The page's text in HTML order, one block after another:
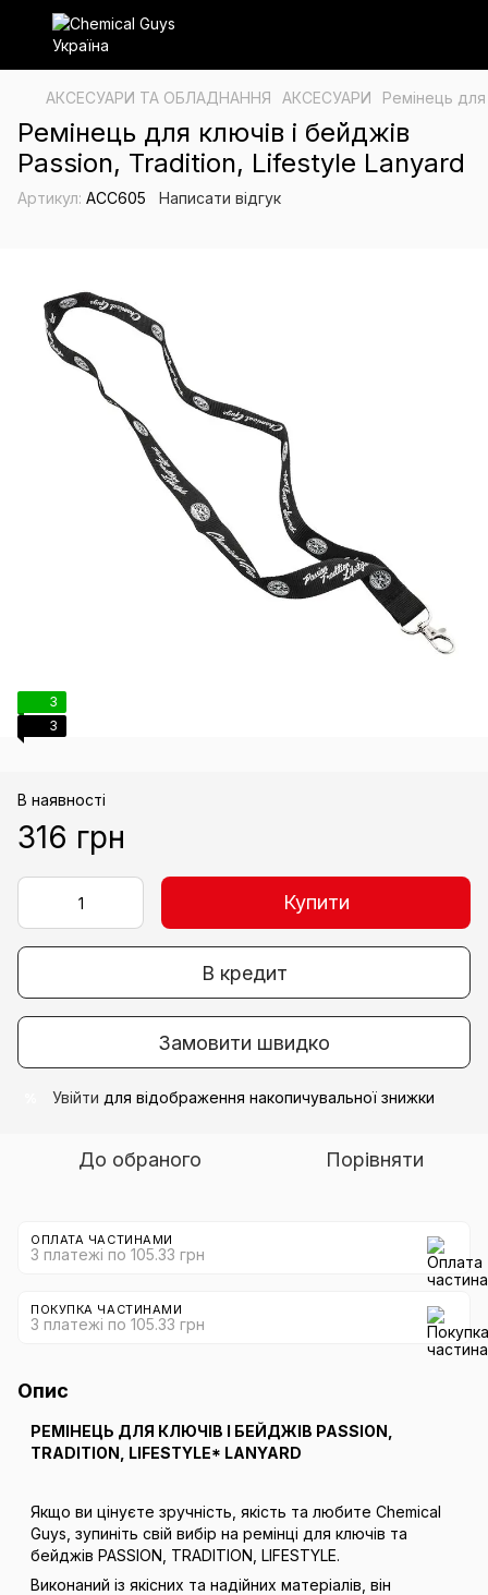
АКСЕСУАРИ ТА ОБЛАДНАННЯ АКСЕСУАРИ Ремінець
Ремінець для ключів і бейджів
Passion, Tradition, Lifestyle Lanyard
Артикул: ACC605 Написати відгук
3
3
В наявності
316 грн
Купити
В кредит
Замовити швидко
Увійти для відображення накопичувальної знижки
До обраного Порівняти
ОПЛАТА ЧАСТИНАМИ
3 платежі по 105.33 грн
ПОКУПКА ЧАСТИНАМИ
3 платежі по 105.33 грн
Опис
РЕМІНЕЦЬ ДЛЯ КЛЮЧІВ І БЕЙДЖІВ PASSION,
TRADITION, LIFESTYLE* LANYARD
Якщо ви цінуєте зручність, якість та любите Chemical
Guys, зупиніть свій вибір на ремінці для ключів та
бейджів PASSION, TRADITION, LIFESTYLE.
Виконаний із якісних та надійних матеріалів, він